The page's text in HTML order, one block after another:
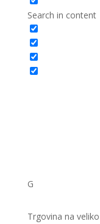
Search in content
G
Trgovina na